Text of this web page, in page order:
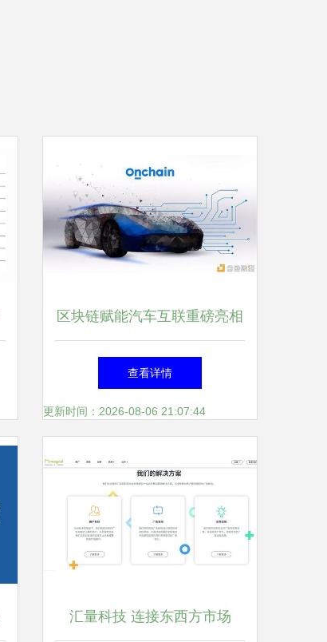
区块链赋能汽车互联重磅亮相
分布式技术如何重构智慧出行
体验
查看详情
更新时间：2026-08-06 21:07:44
汇量科技 连接东西方市场